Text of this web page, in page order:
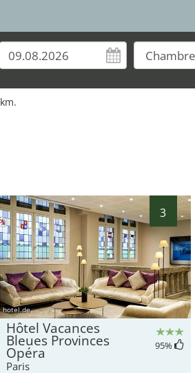
km.
3
hotel.de
Hôtel Vacances
Bleues Provinces
Opéra
Paris
95%